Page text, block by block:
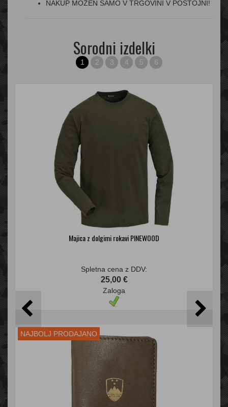
NAKUP MOŽEN SAMO V TRGOVINI V POSTOJNI!
Sorodni izdelki
1 2 3 4 5 6
Majica z dolgimi rokavi PINEWOOD
Spletna cena z DDV:
25,00 €
Zaloga
NAJBOLJ PRODAJANO